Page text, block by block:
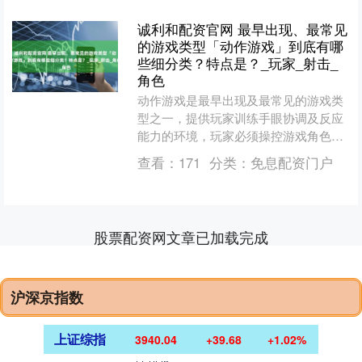
诚利和配资官网 最早出现、最常见
的游戏类型「动作游戏」到底有哪
些细分类？特点是？_玩家_射击_
角色
动作游戏是最早出现及最常见的游戏类
型之一，提供玩家训练手眼协调及反应
能力的环境，玩家必须操控游戏角色，
根据周边环境的变化，做出反应动作，
例如移动、跳跃、攻击等，....
查看： 171 分类： 免息配资门户
股票配资网文章已加载完成
沪深京指数
上证综指 3940.04 +39.68 +1.02%